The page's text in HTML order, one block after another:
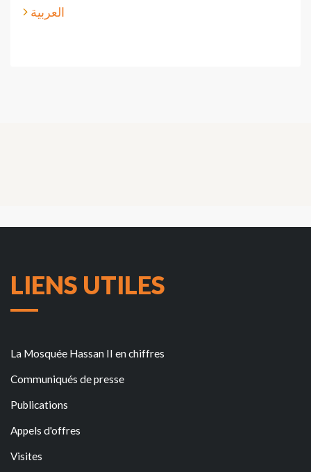
العربية
LIENS UTILES
La Mosquée Hassan II en chiffres
Communiqués de presse
Publications
Appels d'offres
Visites